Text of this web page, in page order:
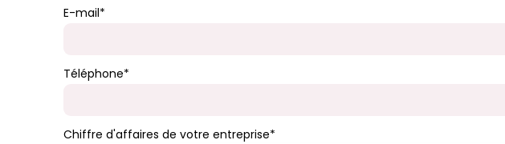
E-mail*
Téléphone*
Chiffre d'affaires de votre entreprise*